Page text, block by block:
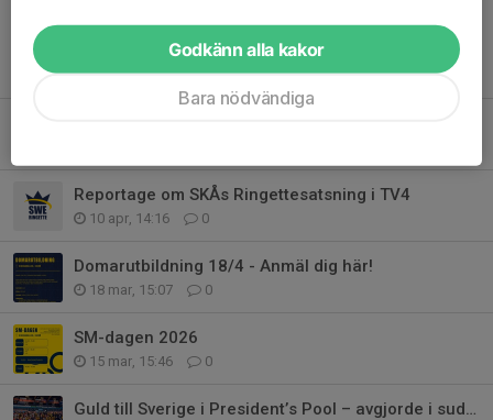
Tidigare nyheter
Reportage om SKÅs Ringettesatsning i TV4
10 apr, 14:16 0
Domarutbildning 18/4 - Anmäl dig här!
18 mar, 15:07 0
SM-dagen 2026
15 mar, 15:46 0
Guld till Sverige i President’s Pool – avgjorde i sudden death!
Godkänn alla kakor
Bara nödvändiga